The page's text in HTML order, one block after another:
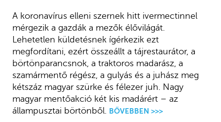
A koronavírus elleni szernek hitt ivermectinnel
mérgezik a gazdák a mezők élővilágát.
Lehetetlen küldetésnek ígérkezik ezt
megfordítani, ezért összeállt a tájrestaurátor, a
börtönparancsnok, a traktoros madarász, a
szamármentő régész, a gulyás és a juhász meg
kétszáz magyar szürke és félezer juh. Nagy
magyar mentőakció két kis madárért – az
állampusztai börtönből. BŐVEBBEN >>>